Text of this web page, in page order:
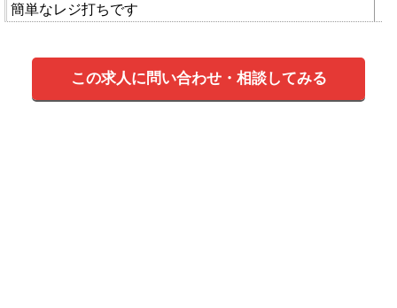
簡単なレジ打ちです
この求人に問い合わせ・相談してみる